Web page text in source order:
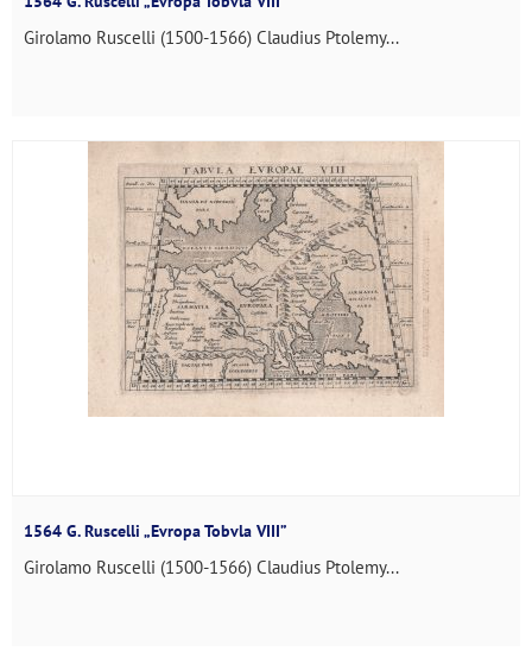
Girolamo Ruscelli (1500-1566) Claudius Ptolemy...
1564 G. Ruscelli „Evropa Tobvla VIII”
Girolamo Ruscelli (1500-1566) Claudius Ptolemy...